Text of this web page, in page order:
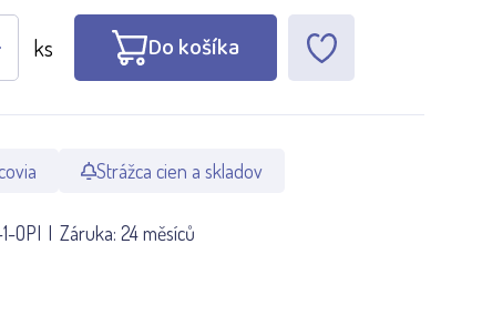
ks Do košíka
Strážca cien a skladov
OPI Záruka: 24 měsíců